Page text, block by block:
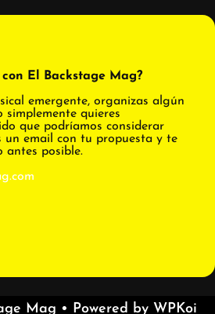
El Backstage Mag?
emergente, organizas algún
quieres
que podríamos considerar
un email con tu propuesta y te
antes posible.
Mag • Powered by WPKoi